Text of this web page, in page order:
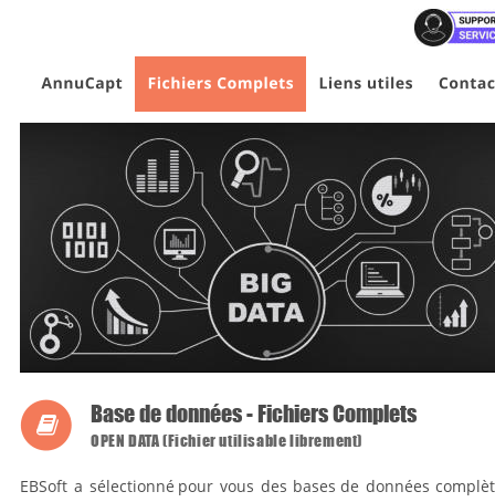

EBSoft a sélectionné pour vous des bases de données
Base de données - Fichiers Complets
OPEN DATA (Fichier utilisable librement)